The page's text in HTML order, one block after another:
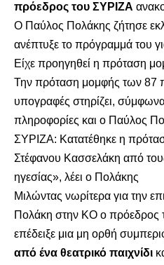
πρόεδρος του ΣΥΡΙΖΑ
O Παύλος Πολάκης ζήτησε
ανέπτυξε το πρόγραμμά του
Είχε προηγηθεί η πρόταση
Την πρόταση μομφής των 87
υπογραφές στηρίζει, σύμφωνα
πληροφορίες και ο Παύλος
ΣΥΡΙΖΑ: Κατατέθηκε η
Στέφανου Κασσελάκη από
ηγεσίας», λέει ο Πολάκης
Μιλώντας νωρίτερα για την
Πολάκη στην ΚΟ ο πρόεδρος
επέδειξε μια μη ορθή
από ένα θεατρικό παιχνίδι